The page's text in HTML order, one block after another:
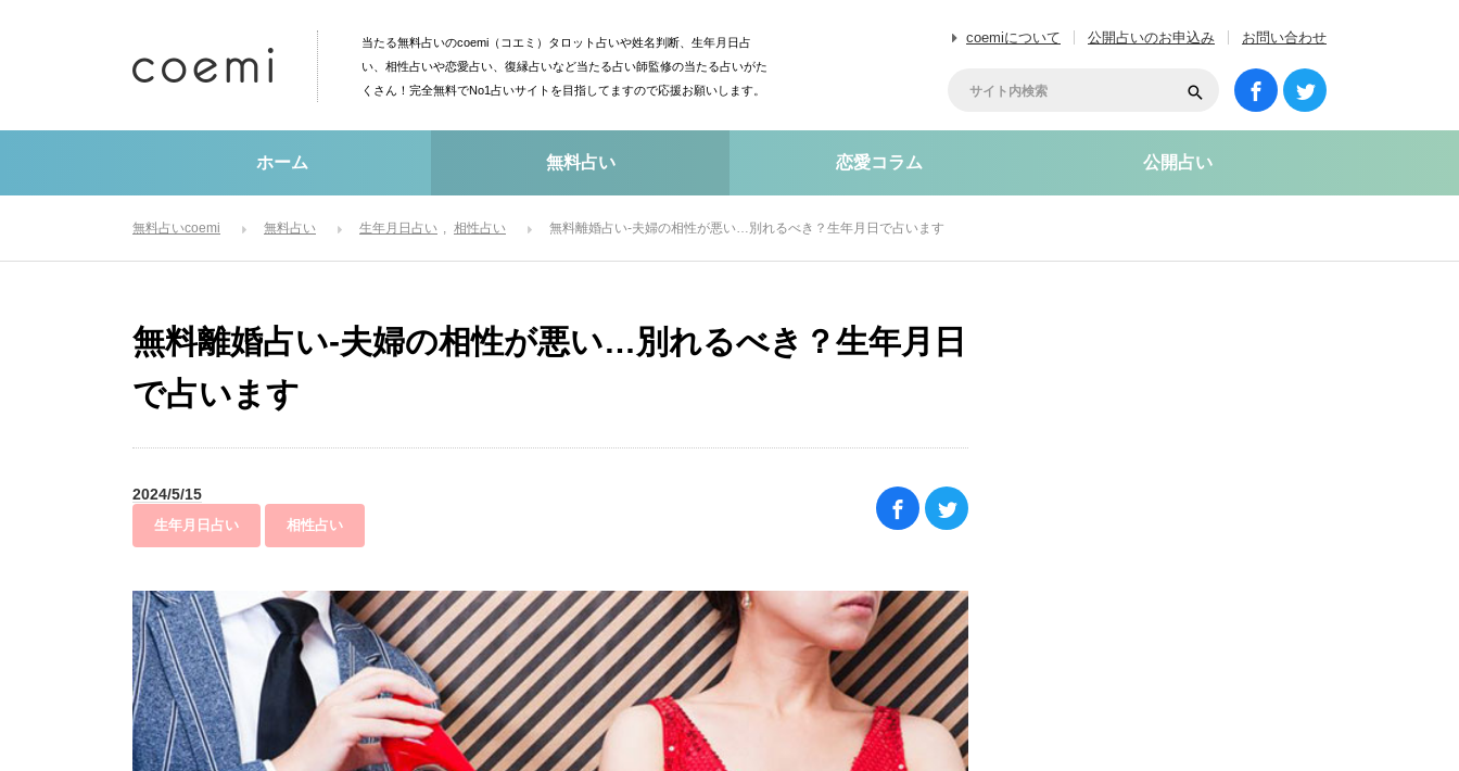
当たる無料占いのcoemi（コエミ）タロット占いや姓名判断、生年月日占
い、相性占いや恋愛占い、復縁占いなど当たる占い師監修の当たる占いがた
くさん！完全無料でNo1占いサイトを目指してますので応援お願いします。
coemiについて 公開占いのお申込み お問い合わせ
ホーム 無料占い 恋愛コラム 公開占い
無料占いcoemi 無料占い 生年月日占い 相性占い 無料離婚占い-夫婦の相性が悪い…別れるべき？生年月日で占います
無料離婚占い-夫婦の相性が悪い…別れるべき？生年月日
で占います
2024/5/15
生年月日占い 相性占い